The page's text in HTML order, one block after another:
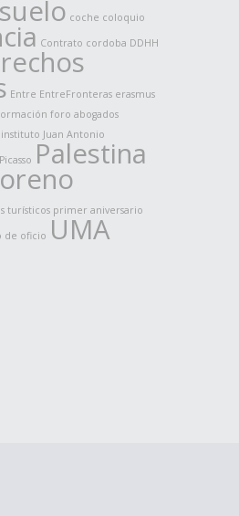
coche coloquio
Contrato cordoba DDHH
Entre EntreFronteras erasmus
foro abogados
instituto Juan Antonio
Palestina
turísticos primer aniversario
de oficio UMA